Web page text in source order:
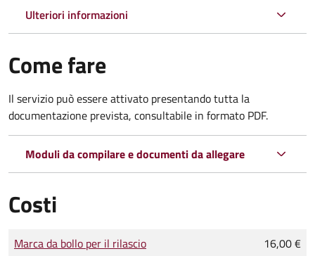
Ulteriori informazioni
Come fare
Il servizio può essere attivato presentando tutta la
documentazione prevista, consultabile in formato PDF.
Moduli da compilare e documenti da allegare
Costi
Tipo di pagamento
Importo
Marca da bollo per il rilascio
16,00 €